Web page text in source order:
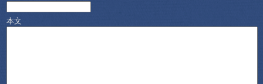
本文